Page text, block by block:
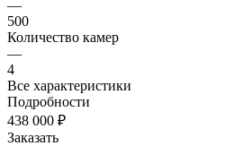
—
500
Количество камер
—
4
Все характеристики
Подробности
438 000 ₽
Заказать